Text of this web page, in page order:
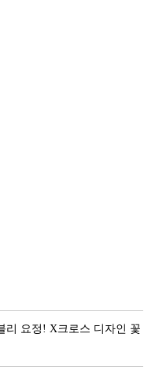
리 요정! X크로스 디자인 꽃